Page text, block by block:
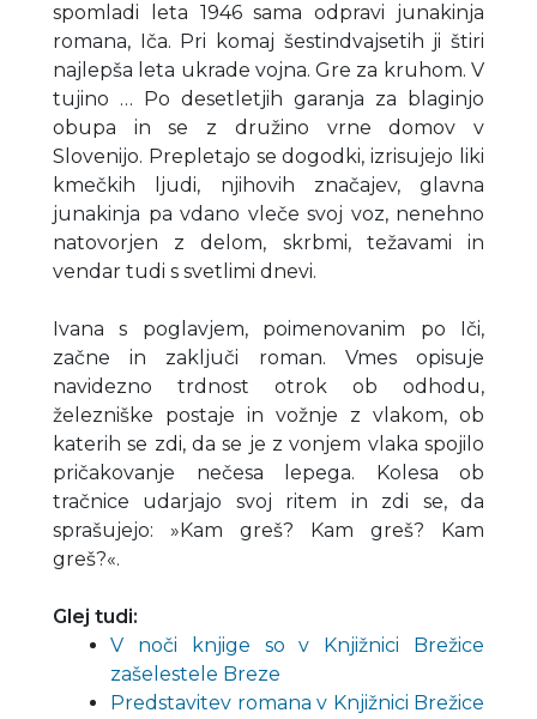
spomladi leta 1946 sama odpravi junakinja
romana, Iča. Pri komaj šestindvajsetih ji štiri
najlepša leta ukrade vojna. Gre za kruhom. V
tujino … Po desetletjih garanja za blaginjo
obupa in se z družino vrne domov v
Slovenijo. Prepletajo se dogodki, izrisujejo liki
kmečkih ljudi, njihovih značajev, glavna
junakinja pa vdano vleče svoj voz, nenehno
natovorjen z delom, skrbmi, težavami in
vendar tudi s svetlimi dnevi.
Ivana s poglavjem, poimenovanim po Iči,
začne in zaključi roman. Vmes opisuje
navidezno trdnost otrok ob odhodu,
železniške postaje in vožnje z vlakom, ob
katerih se zdi, da se je z vonjem vlaka spojilo
pričakovanje nečesa lepega. Kolesa ob
tračnice udarjajo svoj ritem in zdi se, da
sprašujejo: »Kam greš? Kam greš? Kam
greš?«.
Glej tudi:
V noči knjige so v Knjižnici Brežice
zašelestele Breze
Predstavitev romana v Knjižnici Brežice